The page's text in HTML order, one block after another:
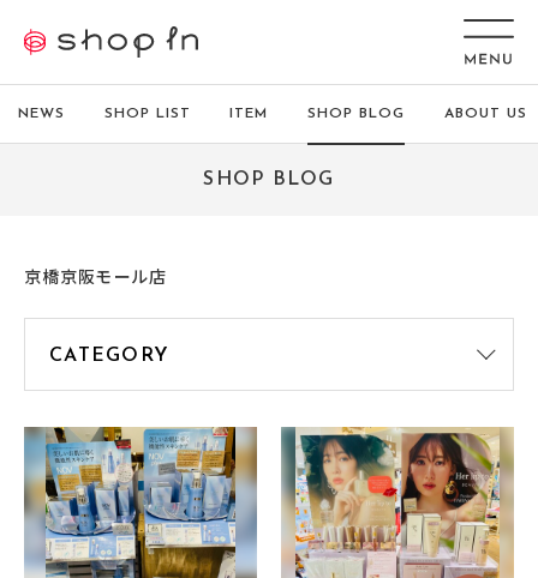
NEWS SHOP LIST ITEM SHOP BLOG ABOUT US
SHOP BLOG
京橋京阪モール店